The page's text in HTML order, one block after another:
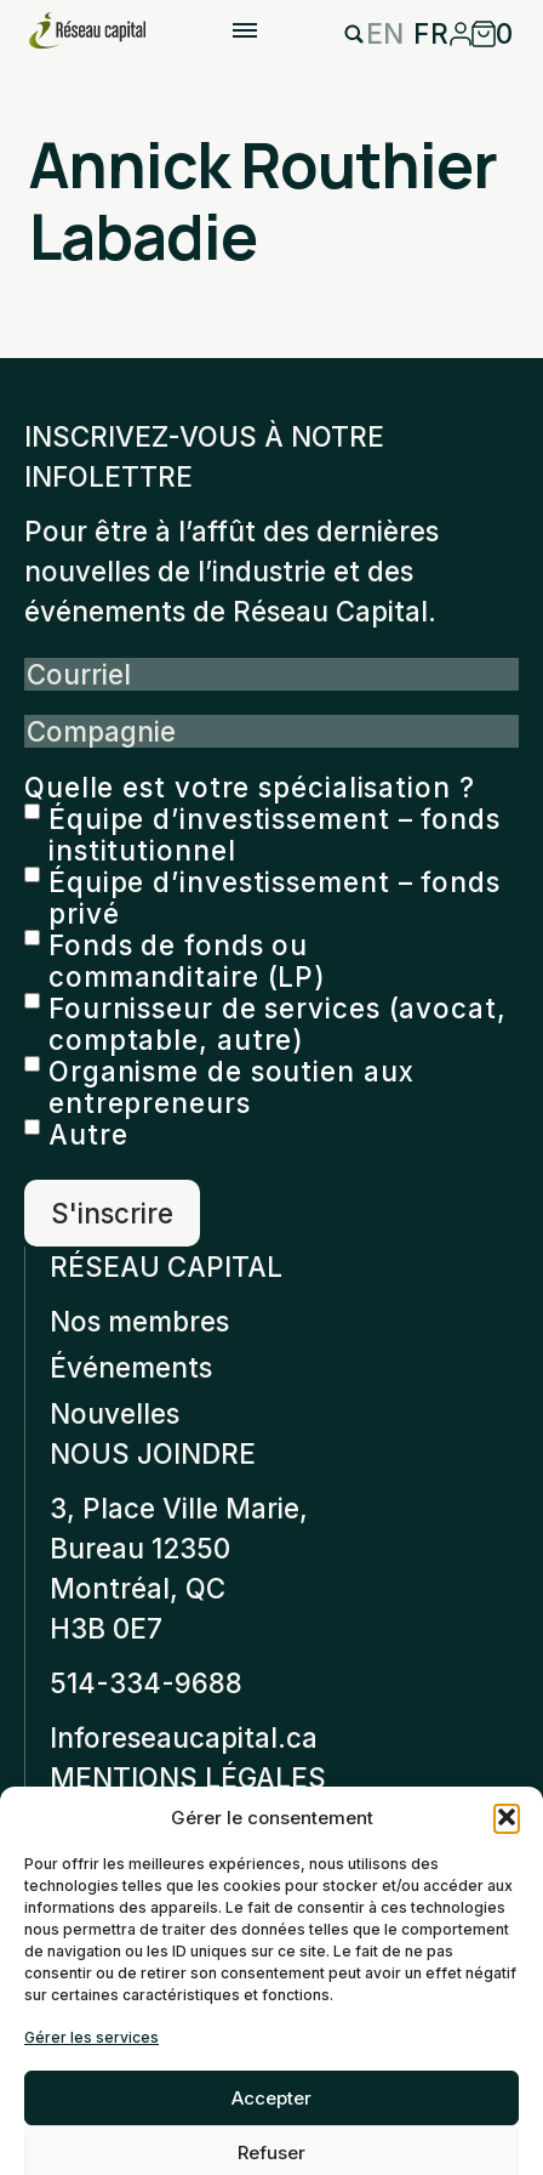
Gérer le consentement
Pour offrir les meilleures expériences, nous utilisons des
technologies telles que les cookies pour stocker et/ou accéder aux
informations des appareils. Le fait de consentir à ces technologies
nous permettra de traiter des données telles que le comportement
de navigation ou les ID uniques sur ce site. Le fait de ne pas
consentir ou de retirer son consentement peut avoir un effet négatif
sur certaines caractéristiques et fonctions.
Gérer les services
Accepter
Refuser
EN FR 0
Annick Routhier
Labadie
INSCRIVEZ-VOUS À NOTRE
INFOLETTRE
Pour être à l’affût des dernières
nouvelles de l’industrie et des
événements de Réseau Capital.
Courriel
Compagnie
Quelle est votre spécialisation ?
Équipe d’investissement – fonds
institutionnel
Équipe d’investissement – fonds
privé
Fonds de fonds ou
commanditaire (LP)
Fournisseur de services (avocat,
comptable, autre)
Organisme de soutien aux
entrepreneurs
Autre
RÉSEAU CAPITAL
Nos membres
Événements
Nouvelles
NOUS JOINDRE
3, Place Ville Marie,
Bureau 12350
Montréal, QC
H3B 0E7
514-334-9688
Inforeseaucapital.ca
MENTIONS LÉGALES
Politique de
confidentialité
Politiques d’annulation et
de remboursement
Politique de cookies (CA)
©2026 Réseau Capital. Tous